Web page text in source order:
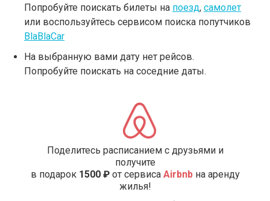
Попробуйте поискать билеты на поезд, самолет
или воспользуйтесь сервисом поиска попутчиков
BlaBlaCar
На выбранную вами дату нет рейсов.
Попробуйте поискать на соседние даты.
Поделитесь расписанием с друзьями и
получите
в подарок 1500 ₽от сервиса Airbnbна аренду
жилья!